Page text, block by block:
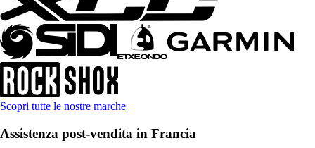
Scopri tutte le nostre marche
Assistenza post-vendita in Francia